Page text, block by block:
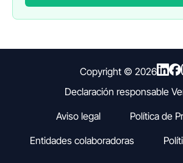
Copyright © 2026
Declaración responsable
Aviso legal
Política de
Entidades colaboradoras